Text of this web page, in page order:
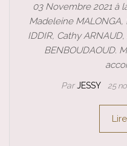
03 Novembre 2021 à
Madeleine MALONGA,
IDDIR, Cathy
BENBOUDAOUD.
ParJESSY 25